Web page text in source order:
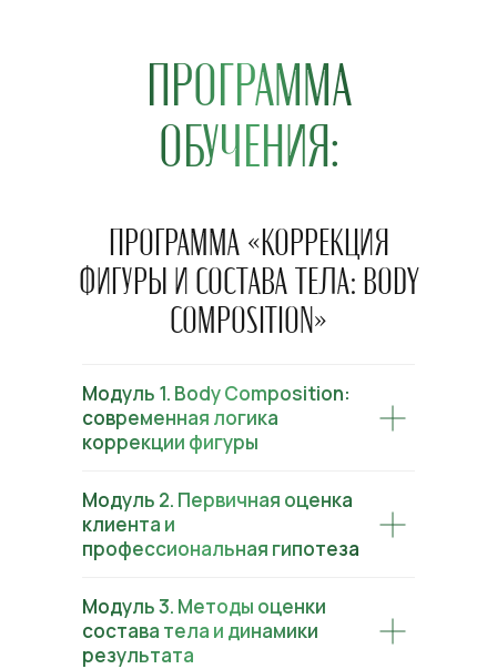
ПРОГРАММА
ОБУЧЕНИЯ:
ПРОГРАММА «КОРРЕКЦИЯ
ФИГУРЫ И СОСТАВА ТЕЛА: BODY
COMPOSITION»
Модуль 1. Body Composition:
современная логика
коррекции фигуры
Модуль 2. Первичная оценка
клиента и
профессиональная гипотеза
Модуль 3. Методы оценки
состава тела и динамики
результата